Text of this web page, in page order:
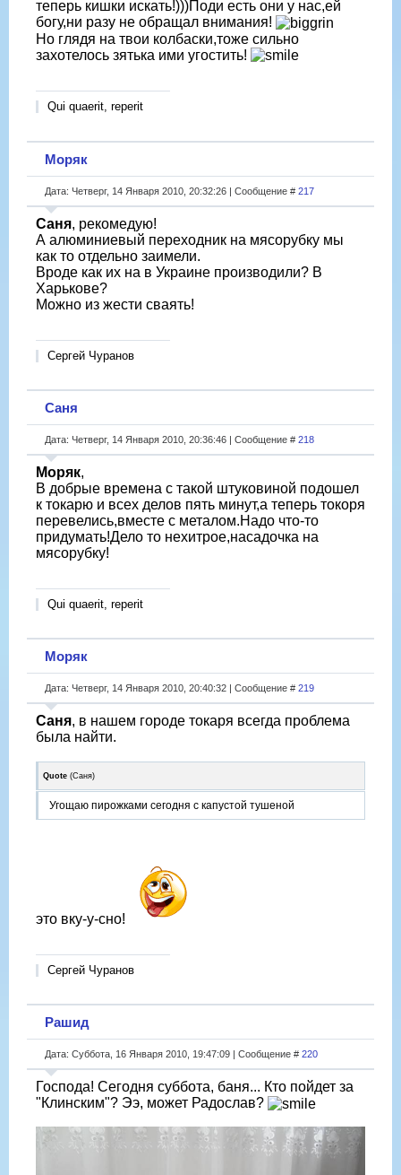
теперь кишки искать!)))Поди есть они у нас,ей
богу,ни разу не обращал внимания!
Но глядя на твои колбаски,тоже сильно
захотелось зятька ими угостить!
Qui quaerit, reperit
Моряк
Дата: Четверг, 14 Января 2010, 20:32:26 | Сообщение # 217
Саня, рекомедую!
А алюминиевый переходник на мясорубку мы
как то отдельно заимели.
Вроде как их на в Украине производили? В
Харькове?
Можно из жести сваять!
Сергей Чуранов
Саня
Дата: Четверг, 14 Января 2010, 20:36:46 | Сообщение # 218
Моряк,
В добрые времена с такой штуковиной подошел
к токарю и всех делов пять минут,а теперь токоря
перевелись,вместе с металом.Надо что-то
придумать!Дело то нехитрое,насадочка на
мясорубку!
Qui quaerit, reperit
Моряк
Дата: Четверг, 14 Января 2010, 20:40:32 | Сообщение # 219
Саня, в нашем городе токаря всегда проблема
была найти.
Quote (Саня)
Угощаю пирожками сегодня с капустой тушеной
это вку-у-сно!
Сергей Чуранов
Рашид
Дата: Суббота, 16 Января 2010, 19:47:09 | Сообщение # 220
Господа! Сегодня суббота, баня... Кто пойдет за
"Клинским"? Ээ, может Радослав?